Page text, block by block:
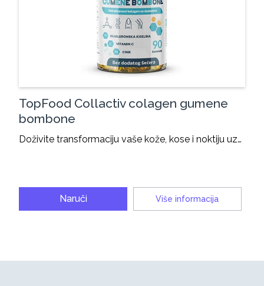
TopFood Collactiv colagen gumene
bombone
Doživite transformaciju vaše kože, kose i noktiju uz…
Naruči Više informacija